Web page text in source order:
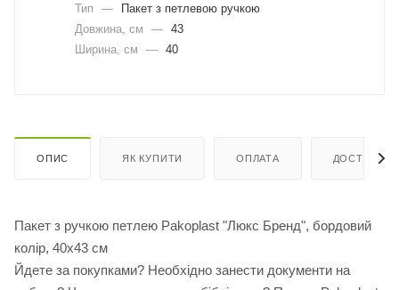
Тип
—
Пакет з петлевою ручкою
Довжина, cм
— 43
Ширина, cм
— 40
ОПИС ЯК КУПИТИ ОПЛАТА ДОСТАВКА
Пакет з ручкою петлею Pakoplast "Люкс Бренд", бордовий
колір, 40х43 см
Йдете за покупками? Необхідно занести документи на